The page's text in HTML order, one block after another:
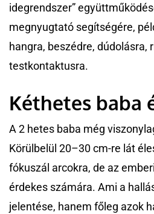
idegrendszer”
megnyugtató segítségére,
hangra, beszédre, dúdolásra,
testkontaktusra.
Kéthetes baba
A 2 hetes baba még
Körülbelül 20–30 cm-re lát
fókuszál arcokra, de az
érdekes számára. Ami a
jelentése, hanem főleg azok